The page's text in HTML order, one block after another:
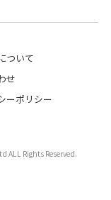
ついて
せ
ーポリシー
Rights Reserved.